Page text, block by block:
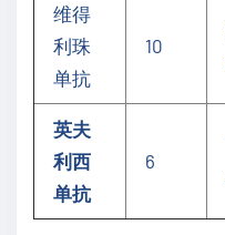
维得
利珠
单抗
10
英夫
利西
单抗
6